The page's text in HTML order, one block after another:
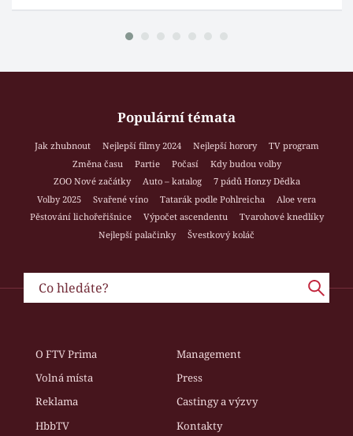
Populární témata
Jak zhubnout Nejlepší filmy 2024 Nejlepší horory
TV program
Změna času
Partie Počasí
Kdy budou volby
ZOO Nové začátky
Auto – katalog
7 pádů Honzy Dědka
Volby 2025
Svařené víno Tatarák podle Pohlreicha
Aloe vera
Pěstování lichořeřišnice
Výpočet ascendentu
Tvarohové knedlíky
Nejlepší palačinky
Švestkový koláč
O FTV Prima
Management
Volná místa
Press
Reklama
Castingy a výzvy
HbbTV
Kontakty